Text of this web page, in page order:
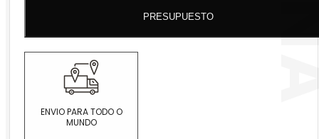
PRESUPUESTO
ENVIO PARA TODO O
MUNDO